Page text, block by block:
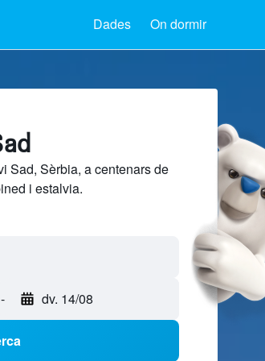
Dades On dormir
Sad, Sèrbia, a centenars de
i estalvia.
- dv. 14/08